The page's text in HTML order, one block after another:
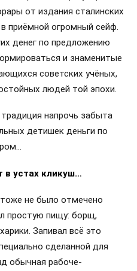
от издания сталинских
приёмной огромный сейф.
денег по предложению
и знаменитые
советских учёных,
людей той эпохи.
напрочь забыта
детишек деньги по
в устах кликуш…
не было отмечено
простую пищу: борщ,
Запивал всё это
сделанной для
обычная рабоче-